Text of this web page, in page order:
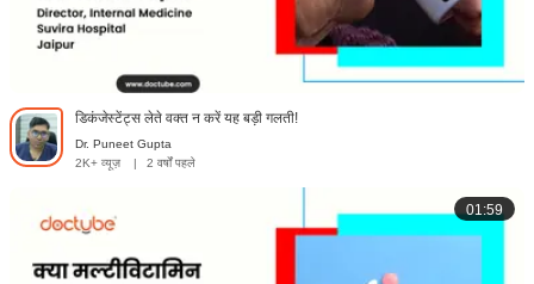
डिकंजेस्टेंट्स लेते वक्त न करें यह बड़ी गलती!
Dr. Puneet Gupta
2K+ व्यूज़
| 2 वर्षों पहले
01:59